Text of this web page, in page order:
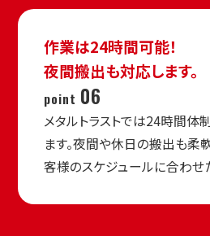
作業は24時間可能！
夜間搬出も対応します。
point 06
メタルトラストでは24時間体
ます。夜間や休日の搬出も柔
客様のスケジュールに合わせ